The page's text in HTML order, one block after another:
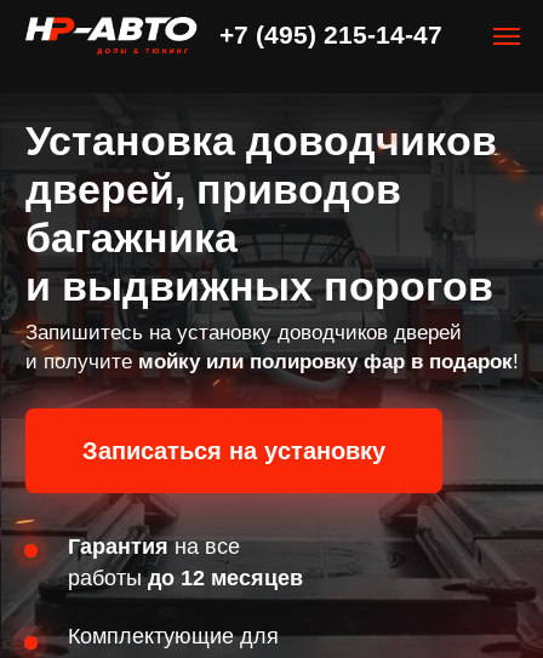
+7 (495) 215-14-47
+7 (495) 215-14-47
дверей, приводов
багажника
и выдвижных порогов
Запишитесь на установку доводчиков дверей
мойку или полировку фар в подарок !
Записаться на установку
Гарантияна все
работыдо 12 месяцев
Комплектующие для
Сертифици-
рованныйпремиум автоцентр
10 лет оказываем услугипо